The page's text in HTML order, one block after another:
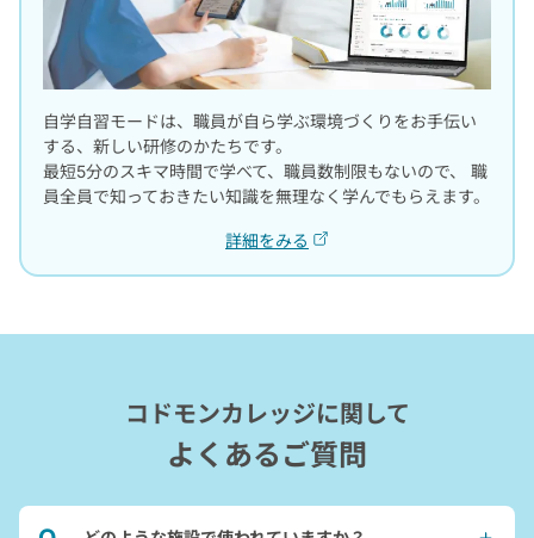
自学自習モードは、職員が自ら学ぶ環境づくりをお手伝い
する、新しい研修のかたちです。
最短5分のスキマ時間で学べて、職員数制限もないので、
職
員全員で知っておきたい知識を無理なく学んでもらえます。
詳細をみる
コドモンカレッジに関して
よくあるご質問